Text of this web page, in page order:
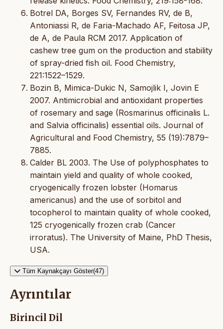
Botrel DA, Borges SV, Fernandes RV, de B,
Antoniassi R, de Faria-Machado AF, Feitosa JP,
de A, de Paula RCM 2017. Application of
cashew tree gum on the production and stability
of spray-dried fish oil. Food Chemistry,
221:1522–1529.
Bozin B, Mimica-Dukic N, Samojlik I, Jovin E
2007. Antimicrobial and antioxidant properties
of rosemary and sage (Rosmarinus officinalis L.
and Salvia officinalis) essential oils. Journal of
Agricultural and Food Chemistry, 55 (19):7879–
7885.
Calder BL 2003. The Use of polyphosphates to
maintain yield and quality of whole cooked,
cryogenically frozen lobster (Homarus
americanus) and the use of sorbitol and
tocopherol to maintain quality of whole cooked,
125 cryogenically frozen crab (Cancer
irroratus). The University of Maine, PhD Thesis,
USA.
Tüm Kaynakçayı Göster(47)
Ayrıntılar
Birincil Dil